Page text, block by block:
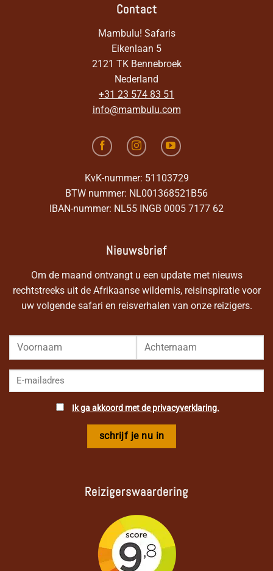
Contact
Mambulu! Safaris
Eikenlaan 5
2121 TK Bennebroek
Nederland
+31 23 574 83 51
info@mambulu.com
KvK-nummer: 51103729
BTW nummer: NL001368521B56
IBAN-nummer: NL55 INGB 0005 7177 62
Nieuwsbrief
Om de maand ontvangt u een update met nieuws
rechtstreeks uit de Afrikaanse wildernis, reisinspiratie voor
uw volgende safari en reisverhalen van onze reizigers.
Ik ga akkoord met de privacyverklaring.
Reizigerswaardering